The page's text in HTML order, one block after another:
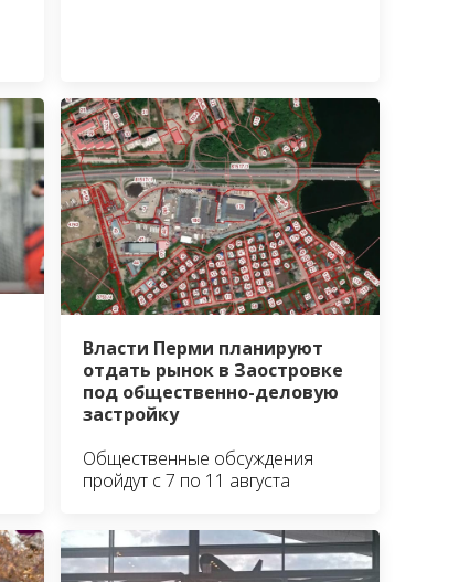
Власти Перми планируют
отдать рынок в Заостровке
под общественно-деловую
застройку
Общественные обсуждения
пройдут с 7 по 11 августа